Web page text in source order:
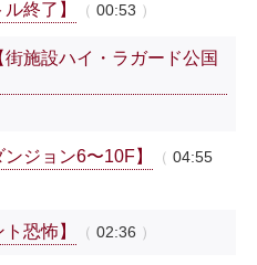
終了】 00:53
施設ハイ・ラガード公国
ジョン6〜10F】 04:55
恐怖】 02:36